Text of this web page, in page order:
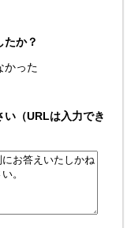
たか？
かった
（URLは入力でき